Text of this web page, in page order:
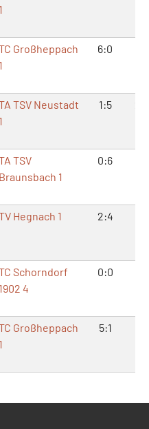
1
Großheppach
1
6:0
TSV Neustadt
1
1:5
TSV
Braunsbach 1
0:6
Hegnach 1 2:4
Schorndorf
1902 4
0:0
Großheppach
1
5:1